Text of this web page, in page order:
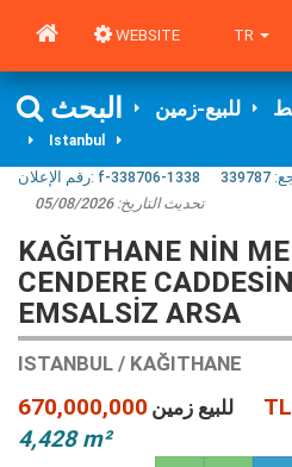
WEBSITE TR
البحث للبيع-زمین
Istanbul
رقم الإعلان: f-338706-1338
339787
تحديث التاريخ:05/08/2026
KAĞITHANE NİN
CENDERE
EMSALSİZ ARSA
ISTANBUL / KAĞITHANE
للبيع زمین
670,000,000 TL
4,428 m²